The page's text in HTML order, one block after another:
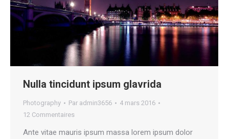
Nulla tincidunt ipsum glavrida
Photography Par admin3656
4 mars 2016
12 Commentaires
Ante vitae mauris ipsum massa lorem ipsum dolor